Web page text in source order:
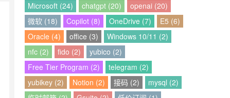
Microsoft (24) chatgpt (20)
openai (20)
微软 (18)
Copilot (8) OneDrive (7)
E5 (6)
Oracle (4)
office (3)
Windows 10/11 (2)
nfc (2)
fido (2)
yubico (2)
Free Tier Program (2)
telegram (2)
yubikey (2)
Notion (2) 接码 (2)
mysql (2)